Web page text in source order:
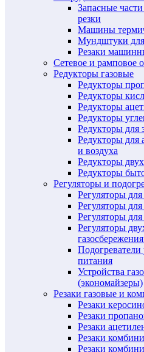
Запасные
резки
Машины
Мундштуки
Резаки
Сетевое и рамповое
Редукторы газовые
Редукторы
Редукторы
Редукторы
Редукторы
Редукторы для
Редукторы для
и воздуха
Редукторы
Редукторы
Регуляторы и
Регуляторы для
Регуляторы для
Регуляторы
Регуляторы
Подогреватели
питания
Устройства
(экономайзеры)
Резаки газовые и
Резаки
Резаки
Резаки
Резаки
Резаки